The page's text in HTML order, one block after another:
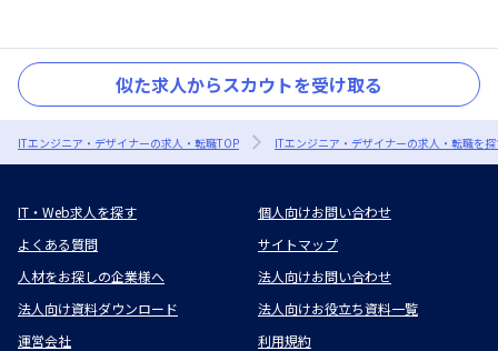
似た求人からスカウトを受け取る
ITエンジニア・デザイナーの求人・転職TOP ITエンジニア・デザイナーの求人・転職を
IT・Web求人を探す
個人向けお問い合わせ
よくある質問
サイトマップ
人材をお探しの企業様へ
法人向けお問い合わせ
法人向け資料ダウンロード
法人向けお役立ち資料一覧
運営会社
利用規約